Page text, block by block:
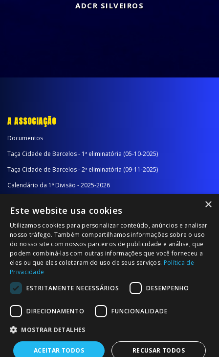
ADCR SILVEIROS
A ASSOCIAÇÃO
Documentos
Taça Cidade de Barcelos - 1ª eliminatória (05-10-2025)
Taça Cidade de Barcelos - 2ª eliminatória (09-11-2025)
Calendário da 1ª Divisão - 2025-2026
Calendário da 2ª Divisão - Série B - 2025-2026
Calendário da Época
NOTÍCIAS/COMUNICADOS
Notícias
Comunicados
© 2026 Associação Futebol Popular Barcelos
×
Este website usa cookies
Utilizamos cookies para personalizar conteúdo, anúncios e analisar
nosso tráfego. Também compartilhamos informações sobre o uso
do nosso site com nossos parceiros de publicidade e análise, que
podem combiná-las com outras informações que você forneceu a
eles ou que eles coletaram do uso de seus serviços. Política de
Privacidade
ESTRITAMENTE NECESSÁRIOS
DESEMPENHO
DIRECIONAMENTO FUNCIONALIDADE
MOSTRAR DETALHES
ACEITAR TODOS RECUSAR TODOS